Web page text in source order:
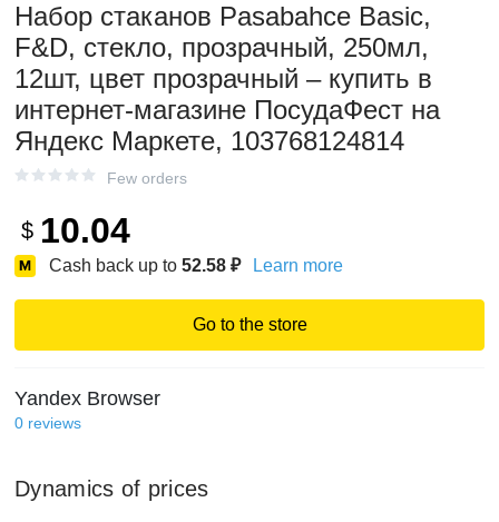
Набор стаканов Pasabahce Basic,
F&D, стекло, прозрачный, 250мл,
12шт, цвет прозрачный – купить в
интернет-магазине ПосудаФест на
Яндекс Маркете, 103768124814
Few orders
$ 10.04
Cash back up to 52.58 ₽ Learn more
Go to the store
Yandex Browser
0 reviews
Dynamics of prices